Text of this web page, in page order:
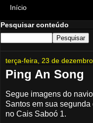
Pesquisar conteúdo
terça-feira, 23 de
Ping An Song
Segue imagens do
Santos em sua
no Cais Saboó 1.